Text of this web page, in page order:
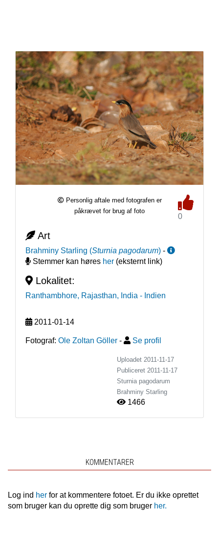
Personlig aftale med fotografen er
påkrævet for brug af foto
0
Art
Brahminy Starling (Sturnia pagodarum) -
Stemmer kan høres her(eksternt link)
Lokalitet:
Ranthambhore, Rajasthan, India - Indien
2011-01-14
Fotograf: Ole Zoltan Göller - Se profil
Uploadet 2011-11-17
Publiceret 2011-11-17
Sturnia pagodarum
Brahminy Starling
1466
KOMMENTARER
Log ind herfor at kommentere fotoet. Er du ikke oprettet
som bruger kan du oprette dig som bruger her.